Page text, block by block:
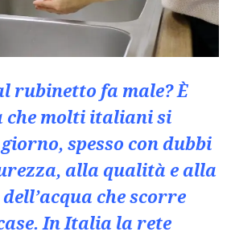
rubinetto fa male? È
che molti italiani si
spesso con dubbi
alla qualità e alla
che scorre
In Italia la rete